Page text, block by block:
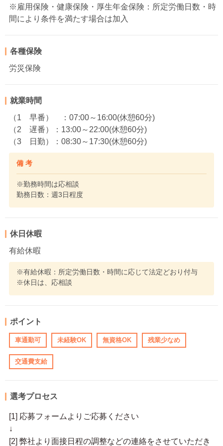
※雇用保険・健康保険・厚生年金保険：所定労働日数・時
間により条件を満たす場合は加入
各種保険
労災保険
就業時間
（1 早番） ：07:00～16:00(休憩60分)
（2 遅番）：13:00～22:00(休憩60分)
（3 日勤）：08:30～17:30(休憩60分)
備 考
※勤務時間は応相談
勤務日数：週3日程度
休日休暇
有給休暇
※有給休暇：所定労働日数・時間に応じて法定どおり付与
※休日は、応相談
ポイント
車通勤可 未経験OK 無資格OK 残業少なめ
交通費支給
選考プロセス
[1] 応募フォームよりご応募ください
↓
[2] 弊社より面接日程の調整などの連絡をさせていただき